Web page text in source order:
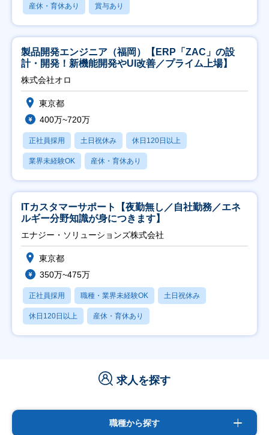
産休・育休あり 賞与あり
製品開発エンジニア（福岡）【ERP「ZAC」の設
計・開発！新機能開発やUI改善／プライム上場】
株式会社オロ
東京都
400万~720万
正社員採用 土日祝休み 休日120日以上
業界未経験OK 産休・育休あり
ITカスタマーサポート【夜勤無し／自社勤務／エネ
ルギー分野知識が身につきます】
エナジー・ソリューションズ株式会社
東京都
350万~475万
正社員採用 職種・業界未経験OK 土日祝休み
休日120日以上 産休・育休あり
求人を探す
職種から探す